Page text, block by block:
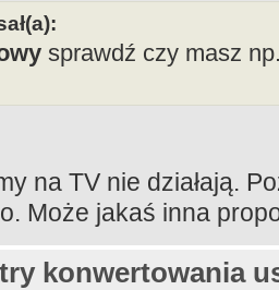
sprawdź czy masz
na TV nie działają.
Może jakaś inna
konwertowania